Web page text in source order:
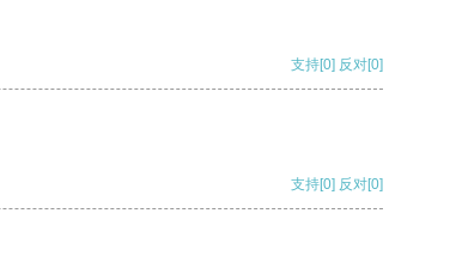
支持[0] 反对[0]
支持[0] 反对[0]